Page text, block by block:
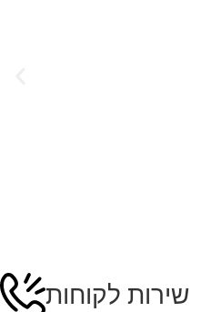
שירות לקוחות